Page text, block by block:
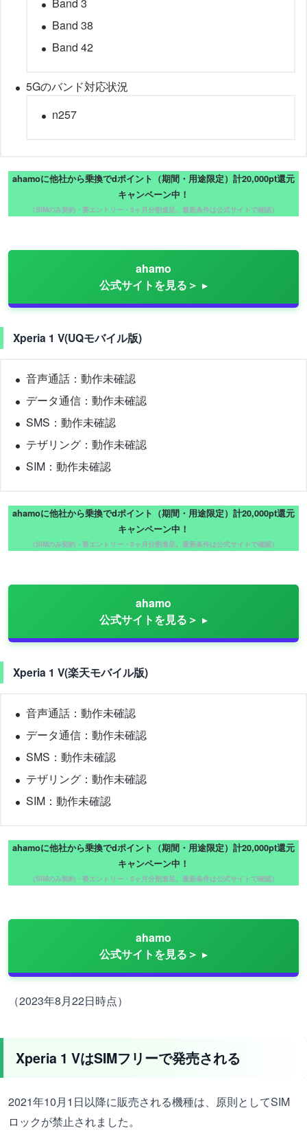
Band 38
Band 42
5Gのバンド対応状況
n257
ahamoに他社から乗換でdポイント（期間・用途限定）計20,000pt還元
キャンペーン中！
（SIMのみ契約・要エントリー・5ヶ月分割進呈。最新条件は公式サイトで確認）
ahamo
公式サイトを見る＞
Xperia 1 V(UQモバイル版)
音声通話：動作未確認
データ通信：動作未確認
SMS：動作未確認
テザリング：動作未確認
SIM：動作未確認
ahamoに他社から乗換でdポイント（期間・用途限定）計20,000pt還元
キャンペーン中！
（SIMのみ契約・要エントリー・5ヶ月分割進呈。最新条件は公式サイトで確認）
ahamo
公式サイトを見る＞
Xperia 1 V(楽天モバイル版)
音声通話：動作未確認
データ通信：動作未確認
SMS：動作未確認
テザリング：動作未確認
SIM：動作未確認
ahamoに他社から乗換でdポイント（期間・用途限定）計20,000pt還元
キャンペーン中！
（SIMのみ契約・要エントリー・5ヶ月分割進呈。最新条件は公式サイトで確認）
ahamo
公式サイトを見る＞
（2023年8月22日時点）
Xperia 1 VはSIMフリーで発売される
2021年10月1日以降に販売される機種は、原則としてSIM
ロックが禁止されました。